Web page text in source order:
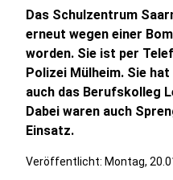
Das Schulzentrum
erneut wegen einer
worden. Sie ist per
Polizei Mülheim. Sie
auch das Berufskolleg
Dabei waren auch
Einsatz.
Veröffentlicht: Montag,